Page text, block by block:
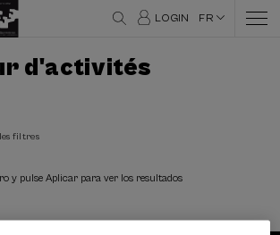
LOGIN FR
d'activités
filtres
y pulse Aplicar para ver los resultados